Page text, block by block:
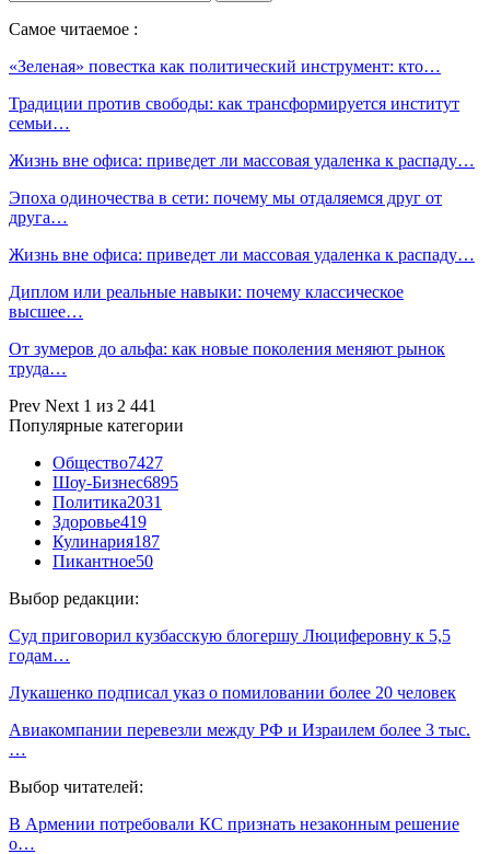
Самое читаемое :
«Зеленая» повестка как политический инструмент: кто…
Традиции против свободы: как трансформируется институт
семьи…
Жизнь вне офиса: приведет ли массовая удаленка к распаду…
Эпоха одиночества в сети: почему мы отдаляемся друг от
друга…
Жизнь вне офиса: приведет ли массовая удаленка к распаду…
Диплом или реальные навыки: почему классическое
высшее…
От зумеров до альфа: как новые поколения меняют рынок
труда…
Prev Next 1 из 2 441
Популярные категории
Общество7427
Шоу-Бизнес6895
Политика2031
Здоровье419
Кулинария187
Пикантное50
Выбор редакции:
Суд приговорил кузбасскую блогершу Люциферовну к 5,5
годам…
Лукашенко подписал указ о помиловании более 20 человек
Авиакомпании перевезли между РФ и Израилем более 3 тыс.
…
Выбор читателей:
В Армении потребовали КС признать незаконным решение
о…